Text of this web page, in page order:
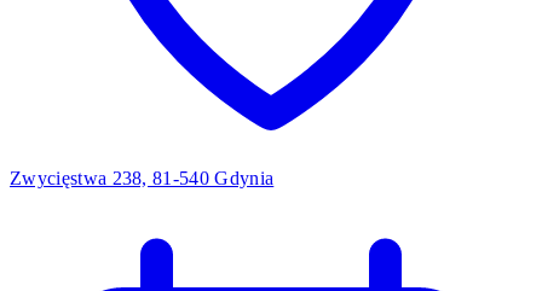
Zwycięstwa 238, 81-540 Gdynia